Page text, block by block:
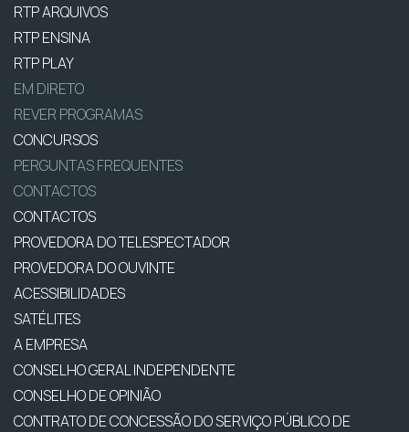
RTP ARQUIVOS
RTP ENSINA
RTP PLAY
EM DIRETO
REVER PROGRAMAS
CONCURSOS
PERGUNTAS FREQUENTES
CONTACTOS
CONTACTOS
PROVEDORA DO TELESPECTADOR
PROVEDORA DO OUVINTE
ACESSIBILIDADES
SATÉLITES
A EMPRESA
CONSELHO GERAL INDEPENDENTE
CONSELHO DE OPINIÃO
CONTRATO DE CONCESSÃO DO SERVIÇO PÚBLICO DE